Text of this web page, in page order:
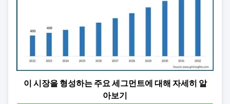
이 시장을 형성하는 주요 세그먼트에 대해 자세히 알
아보기